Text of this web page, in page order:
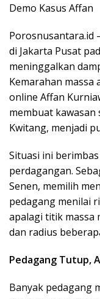
Demo Kasus Affan
Porosnusantara.id
di Jakarta Pusat
meninggalkan
Kemarahan massa
online Affan
membuat kawasan
Kwitang, menjadi
Situasi ini
perdagangan.
Senen, memilih
pedagang menilai
apalagi titik massa
dan radius
Pedagang Tutup,
Banyak pedagang